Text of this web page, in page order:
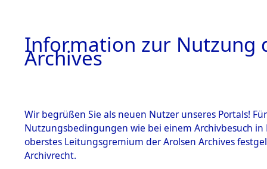
Information zur Nutzung
Archives
Wir begrüßen Sie als neuen Nutzer unseres Portals!
Nutzungsbedingungen wie bei einem Archivbesuch
oberstes Leitungsgremium der Arolsen Archives
Archivrecht.